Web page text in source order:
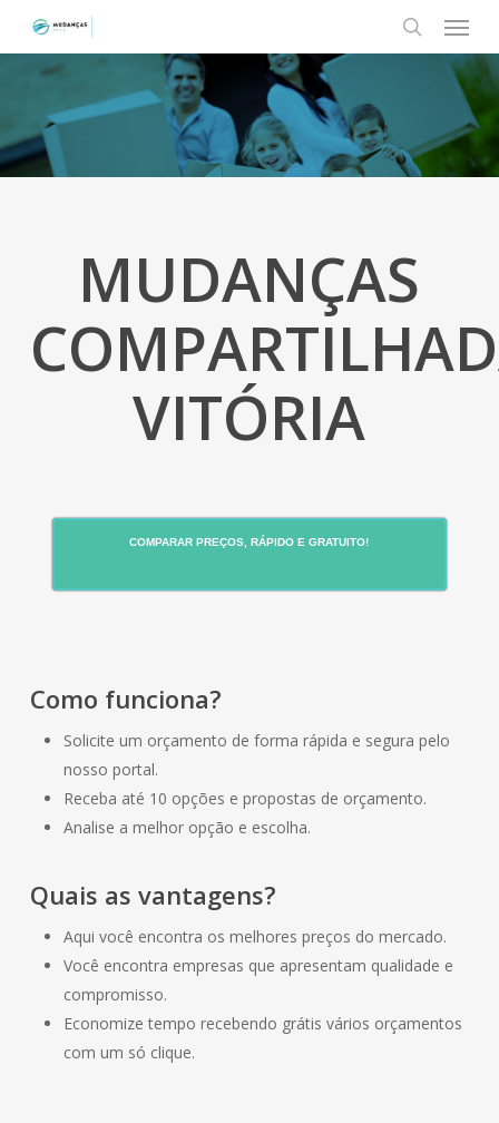
search
Menu
MUDANÇAS
VITÓRIA
COMPARAR PREÇOS, RÁPIDO E GRATUITO!
Como funciona?
Solicite um orçamento de forma rápida e segura pelo
nosso portal.
Receba até 10 opções e propostas de orçamento.
Analise a melhor opção e escolha.
Quais as vantagens?
Aqui você encontra os melhores preços do mercado.
Você encontra empresas que apresentam qualidade e
compromisso.
Economize tempo recebendo grátis vários orçamentos
com um só clique.